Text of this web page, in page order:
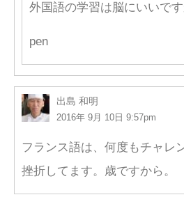
外国語の学習は脳にいいです
pen
出島 和明
2016年 9月 10日 9:57pm
フランス語は、何度もチャレ
挫折してます。歳ですから。